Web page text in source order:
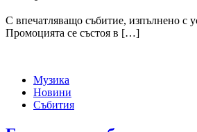
С впечатляващо събитие, изпълнено с
Промоцията се състоя в […]
Музика
Новини
Събития